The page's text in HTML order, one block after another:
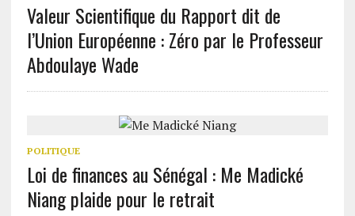
Valeur Scientifique du Rapport dit de
l’Union Européenne : Zéro par le Professeur
Abdoulaye Wade
POLITIQUE
Loi de finances au Sénégal : Me Madické
Niang plaide pour le retrait